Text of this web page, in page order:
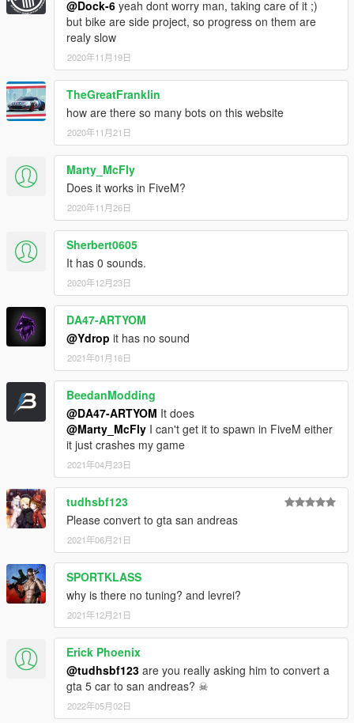
@Dock-6 yeah dont worry man, taking care of it ;)
but bike are side project, so progress on them are
realy slow
2020年11月19日
TheGreatFranklin
how are there so many bots on this website
2020年11月21日
Marty_McFly
Does it works in FiveM?
2020年11月26日
Sherbert0605
It has 0 sounds.
2020年12月23日
DA47-ARTYOM
@Ydrop it has no sound
2021年01月16日
BeedanModding
@DA47-ARTYOM It does
@Marty_McFly I can't get it to spawn in FiveM either
it just crashes my game
2021年04月23日
tudhsbf123
Please convert to gta san andreas
2021年06月21日
SPORTKLASS
why is there no tuning? and levrei?
2021年12月21日
Erick Phoenix
@tudhsbf123 are you really asking him to convert a
gta 5 car to san andreas? ☠
2022年05月02日